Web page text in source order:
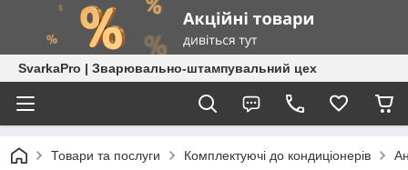
SvarkaPro | Зварювально-штампувальний цех
Товари та послуги Комплектуючі до кондиціонерів